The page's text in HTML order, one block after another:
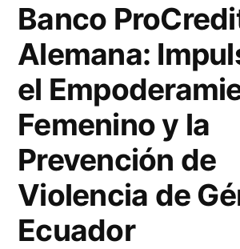
Banco
Alemana:
el
Femenino y la
Prevención de
Violencia de
Ecuador